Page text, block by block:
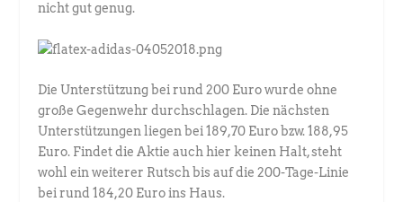
nicht gut genug.
Die Unterstützung bei rund 200 Euro wurde ohne
große Gegenwehr durchschlagen. Die nächsten
Unterstützungen liegen bei 189,70 Euro bzw. 188,95
Euro. Findet die Aktie auch hier keinen Halt, steht
wohl ein weiterer Rutsch bis auf die 200-Tage-Linie
bei rund 184,20 Euro ins Haus.